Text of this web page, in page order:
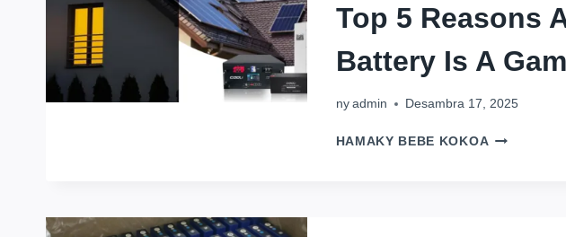
TSARA
AO
2026
Top 5 Reasons
Battery Is A
ny admin Desambra 17, 2025
HAMAKY BEBE KOKOA TOP